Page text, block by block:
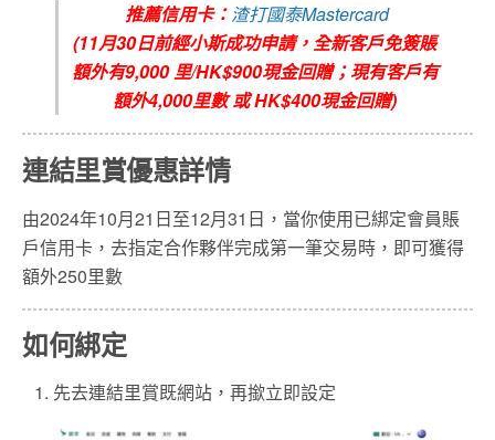
推薦信用卡：渣打國泰Mastercard
(11月30日前經小斯成功申請，全新客戶免簽賬
額外有9,000 里/HK$900現金回贈；現有客戶有
額外4,000里數 或 HK$400現金回贈)
連結里賞優惠詳情
由2024年10月21日至12月31日，當你使用已綁定會員賬
戶信用卡，去指定合作夥伴完成第一筆交易時，即可獲得
額外250里數
如何綁定
先去連結里賞既網站，再撳立即設定